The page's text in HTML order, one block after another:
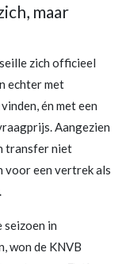
maar
zich officieel
echter met
én met een
Aangezien
transfer niet
voor een vertrek als
seizoen in
won de KNVB